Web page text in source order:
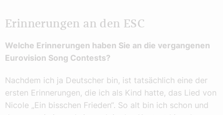
Erinnerungen an den ESC
Welche Erinnerungen haben Sie an die vergangenen
Eurovision Song Contests?
Nachdem ich ja Deutscher bin, ist tatsächlich eine der
ersten Erinnerungen, die ich als Kind hatte, das Lied von
Nicole „Ein bisschen Frieden“. So alt bin ich schon und